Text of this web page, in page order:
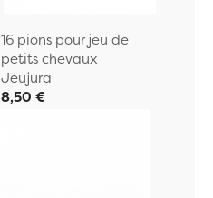
16 pions pour jeu de
petits chevaux
Jeujura
8,50 €